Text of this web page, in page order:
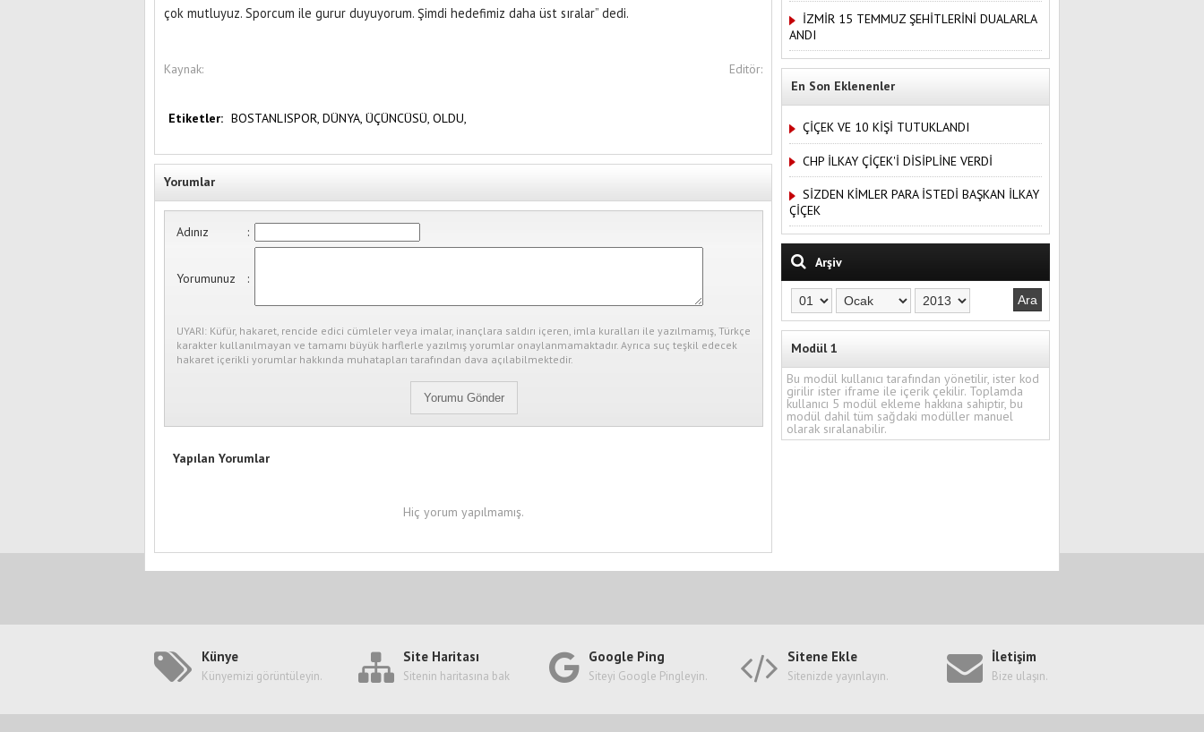
çok mutluyuz. Sporcum ile gurur duyuyorum. Şimdi hedefimiz daha üst sıralar” dedi.
Kaynak: Editör:
Etiketler: BOSTANLISPOR, DÜNYA, ÜÇÜNCÜSÜ, OLDU,
Yorumlar
Adınız :
Yorumunuz :
UYARI: Küfür, hakaret, rencide edici cümleler veya imalar, inançlara saldırı içeren, imla kuralları ile yazılmamış, Türkçe
karakter kullanılmayan ve tamamı büyük harflerle yazılmış yorumlar onaylanmamaktadır. Ayrıca suç teşkil edecek
hakaret içerikli yorumlar hakkında muhatapları tarafından dava açılabilmektedir.
Yapılan Yorumlar
Hiç yorum yapılmamış.
İZMİR 15 TEMMUZ ŞEHİTLERİNİ DUALARLA
ANDI
En Son Eklenenler
ÇİÇEK VE 10 KİŞİ TUTUKLANDI
CHP İLKAY ÇİÇEK'İ DİSİPLİNE VERDİ
SİZDEN KİMLER PARA İSTEDİ BAŞKAN İLKAY
ÇİÇEK
Arşiv
Modül 1
Bu modül kullanıcı tarafından yönetilir, ister kod
girilir ister iframe ile içerik çekilir. Toplamda
kullanıcı 5 modül ekleme hakkına sahiptir, bu
modül dahil tüm sağdaki modüller manuel
olarak sıralanabilir.
Künye
Künyemizi görüntüleyin.
Site Haritası
Sitenin haritasına bak
Google Ping
Siteyi Google Pingleyin.
Sitene Ekle
Sitenizde yayınlayın.
İletişim
Bize ulaşın.